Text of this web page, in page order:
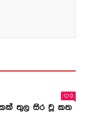
0
තුල සිර වූ කත